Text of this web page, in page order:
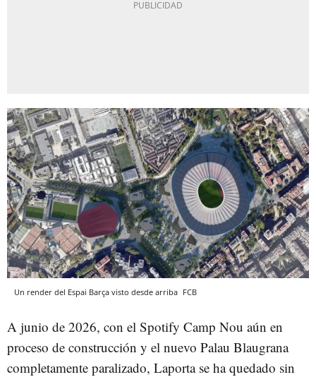
Un render del Espai Barça visto desde arriba FCB
A junio de 2026, con el Spotify Camp Nou aún en
proceso de construcción y el nuevo Palau Blaugrana
completamente paralizado, Laporta se ha quedado sin